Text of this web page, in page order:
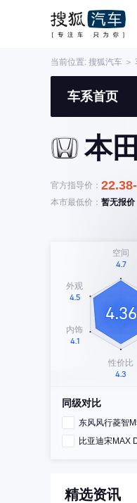
当前位置: 搜狐汽车 ＞
车系首页
本
官方指导价：
本市最低价： 暂无报价
同级对比
比亚迪宋MAX
精选资讯